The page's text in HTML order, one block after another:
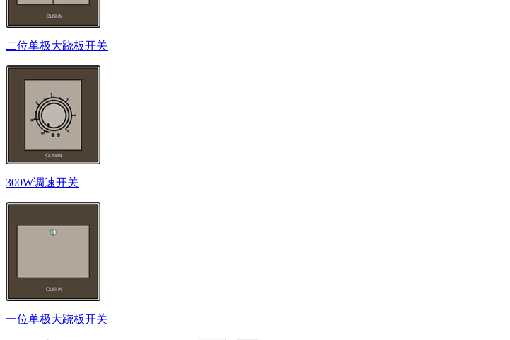
二位单极大跷板开关
300W调速开关
一位单极大跷板开关